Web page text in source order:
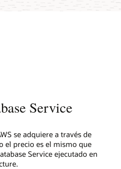
Service
se adquiere a través de
el precio es el mismo que
Service ejecutado en